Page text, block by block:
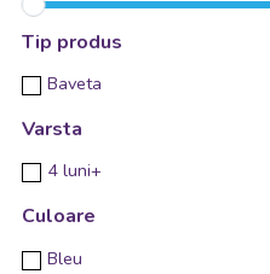
Tip produs
Baveta
Varsta
4 luni+
Culoare
Bleu